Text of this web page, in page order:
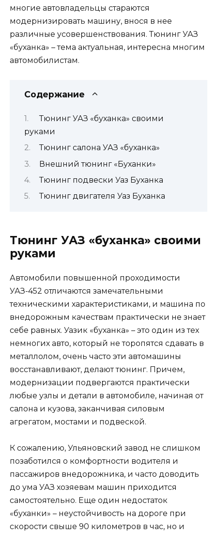
многие автовладельцы стараются
модернизировать машину, внося в нее
различные усовершенствования. Тюнинг УАЗ
«буханка» – тема актуальная, интересна многим
автомобилистам.
Содержание
Тюнинг УАЗ «буханка» своими
руками
Тюнинг салона УАЗ «буханка»
Внешний тюнинг «Буханки»
Тюнинг подвески Уаз Буханка
Тюнинг двигателя Уаз Буханка
Тюнинг УАЗ «буханка» своими
руками
Автомобили повышенной проходимости
УАЗ-452 отличаются замечательными
техническими характеристиками, и машина по
внедорожным качествам практически не знает
себе равных. Уазик «буханка» – это один из тех
немногих авто, который не торопятся сдавать в
металлолом, очень часто эти автомашины
восстанавливают, делают тюнинг. Причем,
модернизации подвергаются практически
любые узлы и детали в автомобиле, начиная от
салона и кузова, заканчивая силовым
агрегатом, мостами и подвеской.
К сожалению, Ульяновский завод не слишком
позаботился о комфортности водителя и
пассажиров внедорожника, и часто доводить
до ума УАЗ хозяевам машин приходится
самостоятельно. Еще один недостаток
«буханки» – неустойчивость на дороге при
скорости свыше 90 километров в час, но и